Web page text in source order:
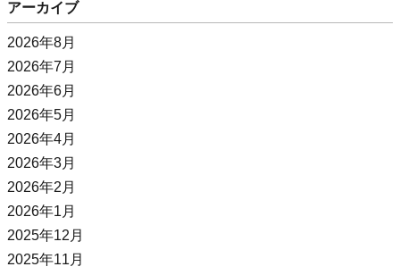
アーカイブ
2026年8月
2026年7月
2026年6月
2026年5月
2026年4月
2026年3月
2026年2月
2026年1月
2025年12月
2025年11月